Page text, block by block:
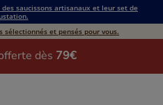
saucissons artisanaux et leur set de
sélectionnés et pensés pour vous.
dès 79€